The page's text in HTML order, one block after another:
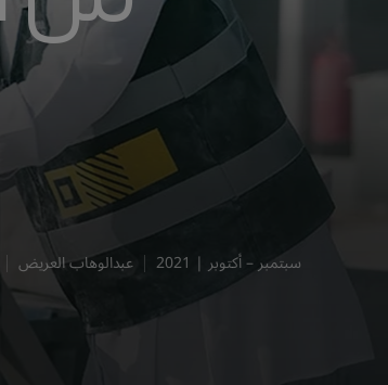
سبتمبر – أكتوبر | 2021 عبدالوهاب العريض